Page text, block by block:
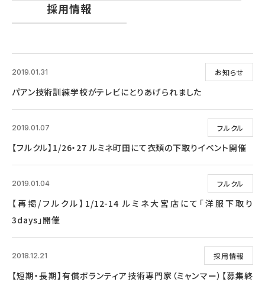
採用情報
お知らせ
2019.01.31
パアン技術訓練学校がテレビにとりあげられました
フルクル
2019.01.07
【フルクル】1/26・27 ルミネ町田にて衣類の下取りイベント開催
フルクル
2019.01.04
【再掲/フルクル】1/12-14 ルミネ大宮店にて「洋服下取り
3days」開催
採用情報
2018.12.21
【短期・長期】有償ボランティア技術専門家（ミャンマー）【募集終